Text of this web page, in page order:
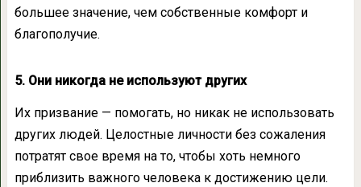
большее значение, чем собственные комфорт и
благополучие.
5. Они никогда не используют других
Их призвание — помогать, но никак не использовать
других людей. Целостные личности без сожаления
потратят свое время на то, чтобы хоть немного
приблизить важного человека к достижению цели.